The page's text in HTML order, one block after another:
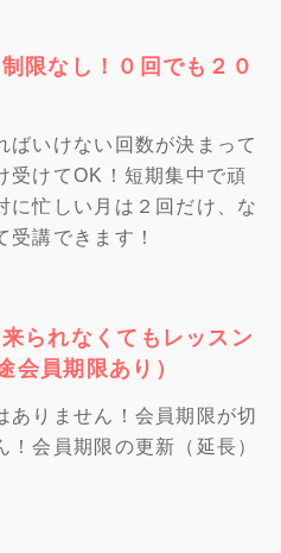
限なし！０回でも２０
ばいけない回数が決まって
受けてOK！短期集中で頑
に忙しい月は２回だけ、な
受講できます！
られなくてもレッスン
会員期限あり）
ありません！会員期限が切
会員期限の更新（延長）